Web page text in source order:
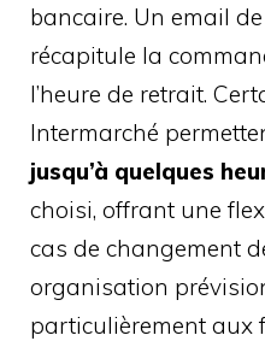
bancaire. Un email
récapitule la
l’heure de retrait.
Intermarché
jusqu’à quelques
choisi, offrant une
cas de changement
organisation
particulièrement aux